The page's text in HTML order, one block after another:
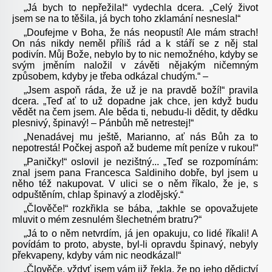
„Já bych to nepřežila!“ vydechla dcera. „Celý život
jsem se na to těšila, já bych toho zklamání nesnesla!“
„Doufejme v Boha, že nás neopustí! Ale mám strach!
On nás nikdy neměl příliš rád a k stáří se z něj stal
podivín. Můj Bože, nebylo by to nic nemožného, kdyby se
svým jměním naložil v závěti nějakým ničemným
způsobem, kdyby je třeba odkázal chudým.“ –
„Jsem aspoň ráda, že už je na pravdě boží!“ pravila
dcera. „Teď ať to už dopadne jak chce, jen když budu
vědět na čem jsem. Ale běda ti, nebudu-li dědit, ty dědku
plesnivý, špinavý! – Pánbůh mě netrestej!“
„Nenadávej mu ještě, Marianno, ať nás Bůh za to
nepotrestá! Počkej aspoň až budeme mít peníze v rukou!“
„Paničky!“ oslovil je nezištný... „Teď se rozpomínám:
znal jsem pana Francesca Saldiniho dobře, byl jsem u
něho též nakupovat. V ulici se o něm říkalo, že je, s
odpuštěním, chlap špinavý a zlodějský.“
„Člověče!“ rozkřikla se bába, „takhle se opovažujete
mluvit o mém zesnulém šlechetném bratru?“
„Já to o něm netvrdím, já jen opakuju, co lidé říkali! A
povídám to proto, abyste, byl-li opravdu špinavý, nebyly
překvapeny, kdyby vám nic neodkázal!“
„Člověče, vždyť jsem vám již řekla, že po jeho dědictví